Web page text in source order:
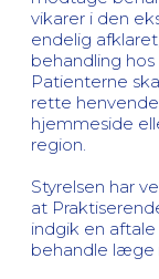
vikarer i den
endelig
behandling
Patienterne
rette
hjemmeside
region.
Styrelsen har
at
indgik en
behandle læge